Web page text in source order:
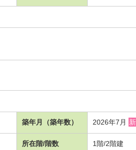
築年月（築年数） 2026年7月
所在階/階数 1階/2階建